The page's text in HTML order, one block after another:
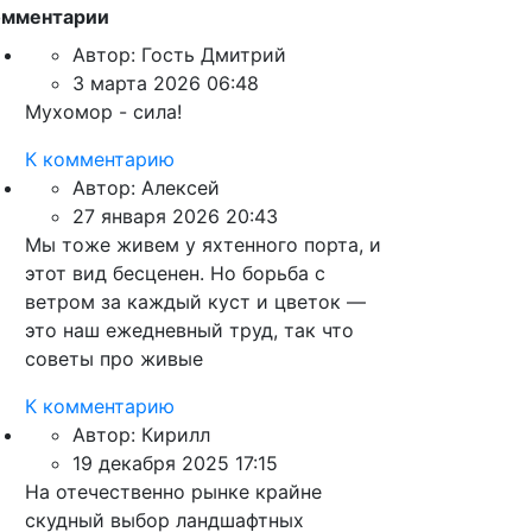
Автор: Гость Дмитрий
3 марта 2026 06:48
Мухомор - сила!
К комментарию
Автор: Алексей
27 января 2026 20:43
Мы тоже живем у яхтенного порта, и
этот вид бесценен. Но борьба с
ветром за каждый куст и цветок —
это наш ежедневный труд, так что
советы про живые
К комментарию
Автор: Кирилл
19 декабря 2025 17:15
На отечественно рынке крайне
скудный выбор ландшафтных